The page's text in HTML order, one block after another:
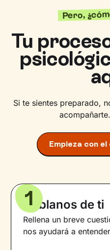
Pero,
Tu
Si te sientes preparado,
Empieza con
Háblanos de ti
Rellena un breve
nos ayudará a
1